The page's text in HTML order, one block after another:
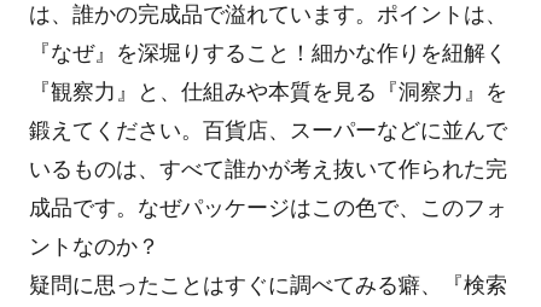
は、誰かの完成品で溢れています。ポイントは、
『なぜ』を深堀りすること！細かな作りを紐解く
『観察力』と、仕組みや本質を見る『洞察力』を
鍛えてください。百貨店、スーパーなどに並んで
いるものは、すべて誰かが考え抜いて作られた完
成品です。なぜパッケージはこの色で、このフォ
ントなのか？
疑問に思ったことはすぐに調べてみる癖、『検索